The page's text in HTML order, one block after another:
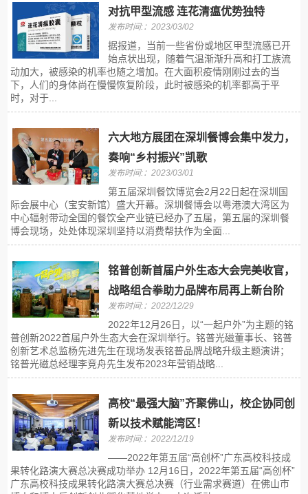
对抗甲型流感 连花清瘟优势独特
发布时间:：2023/03/02
据报道，当前一些省份或地区甲型流感已开
始点状出现，随着气温渐渐升高和打工族流
动加大，被感染的机率也随之增加。在大面积疫情刚刚过去的当
下，人们的身体尚在慢慢恢复阶段，此时被感染的机率都高于平
时，对于...
六大地方展团在深圳餐博会集中发力，
奏响“乡村振兴”凯歌
发布时间:：2023/03/01
第五届深圳餐饮博览会2月22日起在深圳国
际会展中心（宝安新馆）盛大开幕。深圳餐博会以粤港澳大湾区为
中心辐射带动全国的餐饮全产业链已经办了五届，第五届的深圳餐
博会现场，处处体现深圳坚持以消费帮扶作为全面...
铭普创新首届户外生态大会完美收官，
战略组合拳助力品牌布局再上新台阶
发布时间:：2022/12/29
2022年12月26日，以“一起户外”为主题的铭
普创新2022首届户外生态大会在深圳举行。铭普光磁董事长、铭普
创新艺术总监杨先进先生在现场发表铭普品牌战略升级主题演讲；
铭普光磁总经理李竞舟先生发布2023年营销战略...
高校“最强大脑”齐聚佛山，校企协同创
新以技术赋能湾区！
发布时间:：2022/12/19
——2022年第五届“高创杯”广东高校科技成
果转化路演大赛总决赛成功举办 12月16日，2022年第五届“高创杯”
广东高校科技成果转化路演大赛总决赛（行业需求赛道）在佛山市